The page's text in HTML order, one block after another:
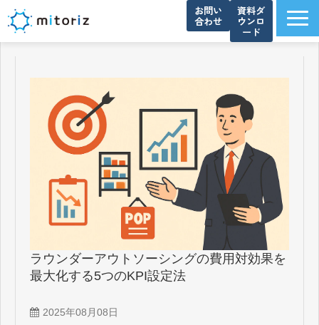
お問い
合わせ
資料ダ
ウンロ
ード
選ばれる理由
導入事例
ブログ
お知らせ
よくあるご質問
資料ダウンロード一覧
会社概要
ラウンダーアウトソーシングの費用対効果を
最大化する5つのKPI設定法
2025年08月08日